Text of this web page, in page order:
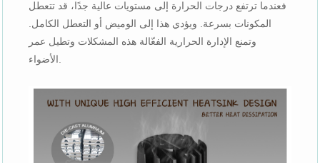
فعندما ترتفع درجات الحرارة إلى مستويات عالية جدًا، قد تتعطل
المكونات بسرعة. ويؤدي هذا إلى الوميض أو التعطل الكامل.
وتمنع الإدارة الحرارية الفعّالة هذه المشكلات وتطيل عمر